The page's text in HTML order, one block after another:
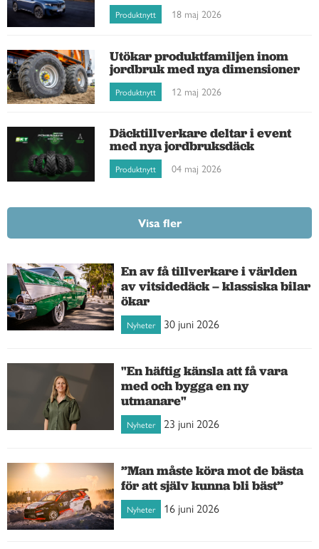
Produktnytt 18 maj 2026
Utökar produktfamiljen inom
jordbruk med nya dimensioner
Produktnytt 12 maj 2026
Däcktillverkare deltar i event
med nya jordbruksdäck
Produktnytt 04 maj 2026
Visa fler
En av få tillverkare i världen
av vitsidedäck – klassiska bilar
ökar
Nyheter 30 juni 2026
"En häftig känsla att få vara
med och bygga en ny
utmanare"
Nyheter 23 juni 2026
”Man måste köra mot de bästa
för att själv kunna bli bäst”
Nyheter 16 juni 2026